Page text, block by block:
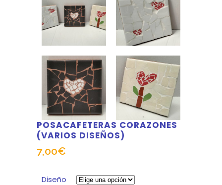
POSACAFETERAS CORAZONES
(VARIOS DISEÑOS)
7,00€
Diseño